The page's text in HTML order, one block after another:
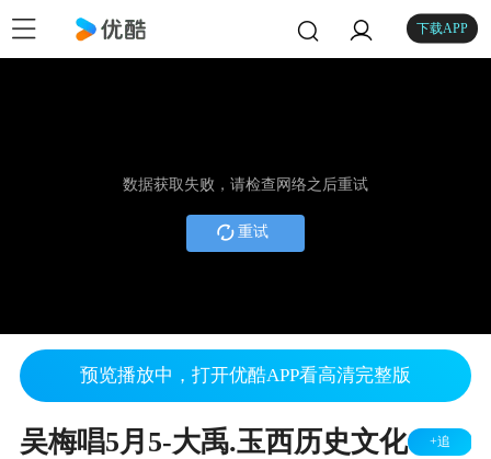
下载APP
数据获取失败，请检查网络之后重试
重试
预览播放中，打开优酷APP看高清完整版
吴梅唱5月5-大禹.玉西历史文化 +追